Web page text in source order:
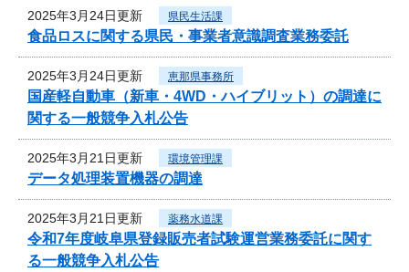
2025年3月24日更新 県民生活課
食品ロスに関する県民・事業者意識調査業務委託
2025年3月24日更新 恵那県事務所
国産軽自動車（新車・4WD・ハイブリット）の調達に
関する一般競争入札公告
2025年3月21日更新 環境管理課
データ処理装置機器の調達
2025年3月21日更新 薬務水道課
令和7年度岐阜県登録販売者試験運営業務委託に関す
る一般競争入札公告